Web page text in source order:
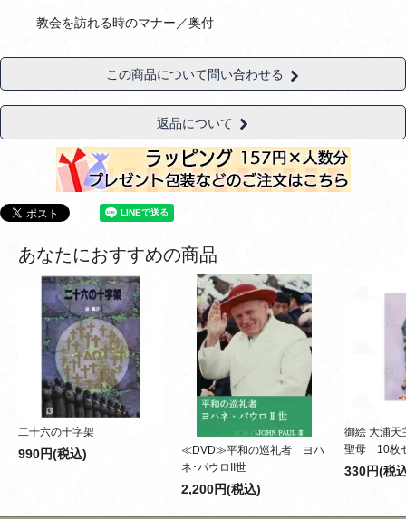
教会を訪れる時のマナー／奥付
この商品について問い合わせる
返品について
あなたにおすすめの商品
二十六の十字架
990円(税込)
≪DVD≫平和の巡礼者 ヨハ
ネ･パウロII世
2,200円(税込)
御絵 大浦
聖母 10枚
330円(税